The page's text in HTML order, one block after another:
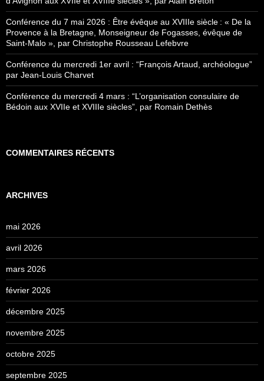
Conférence du 7 mai 2026 : Être évêque au XVIIIe siècle : « De la
Provence à la Bretagne, Monseigneur de Fogasses, évêque de
Saint-Malo », par Christophe Rousseau Lefebvre
Conférence du mercredi 1er avril : “François Artaud, archéologue”
par Jean-Louis Charvet
Conférence du mercredi 4 mars : “L’organisation consulaire de
Bédoin aux XVIIe et XVIIIe siècles”, par Romain Dethès
COMMENTAIRES RÉCENTS
ARCHIVES
mai 2026
avril 2026
mars 2026
février 2026
décembre 2025
novembre 2025
octobre 2025
septembre 2025